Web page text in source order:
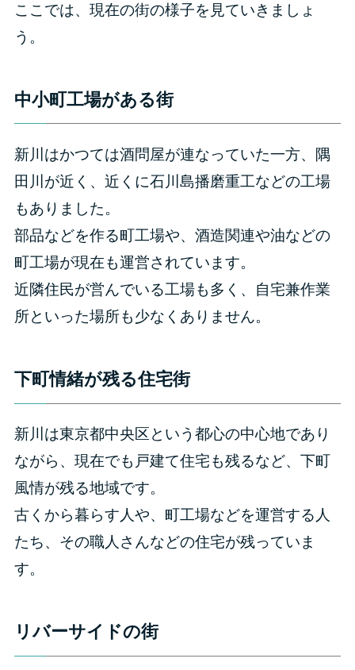
ここでは、現在の街の様子を見ていきましょ
う。
中小町工場がある街
新川はかつては酒問屋が連なっていた一方、隅
田川が近く、近くに石川島播磨重工などの工場
もありました。
部品などを作る町工場や、酒造関連や油などの
町工場が現在も運営されています。
近隣住民が営んでいる工場も多く、自宅兼作業
所といった場所も少なくありません。
下町情緒が残る住宅街
新川は東京都中央区という都心の中心地であり
ながら、現在でも戸建て住宅も残るなど、下町
風情が残る地域です。
古くから暮らす人や、町工場などを運営する人
たち、その職人さんなどの住宅が残っていま
す。
リバーサイドの街